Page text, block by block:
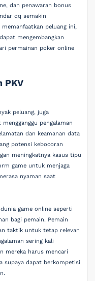
dan penawaran bonus
qq semakin
memanfaatkan peluang ini,
mengembangkan
permainan poker online
PKV
peluang, juga
pengalaman
dan keamanan data
potensi kebocoran
meningkatnya kasus tipu
game untuk menjaga
nyaman saat
game online seperti
bagi pemain. Pemain
taktik untuk tetap relevan
sering kali
mereka harus mencari
supaya dapat berkompetisi